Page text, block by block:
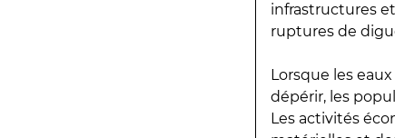
infrastructures
ruptures de
Lorsque les
dépérir, les
Les activités